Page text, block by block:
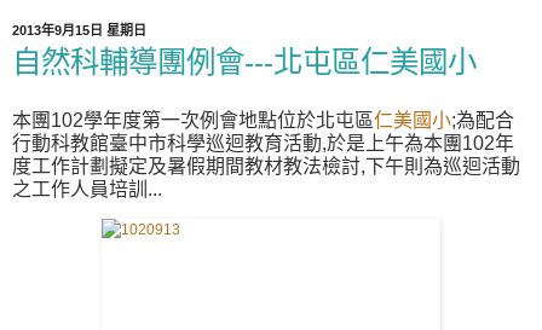
2013年9月15日 星期日
自然科輔導團例會---北屯區仁美國小
本團102學年度第一次例會地點位於北屯區仁美國小;為配合
行動科教館臺中市科學巡迴教育活動,於是上午為本團102年
度工作計劃擬定及暑假期間教材教法檢討,下午則為巡迴活動
之工作人員培訓...